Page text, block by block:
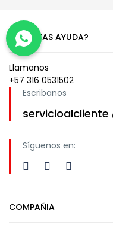
NECESITAS AYUDA?
Llamanos
+57 316 0531502
Escribanos
Síguenos en:
COMPAÑIA